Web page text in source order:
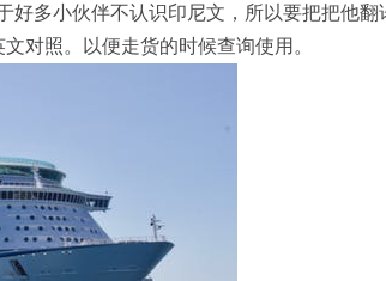
好多小伙伴不认识印尼文，所以要把把他翻
对照。以便走货的时候查询使用。